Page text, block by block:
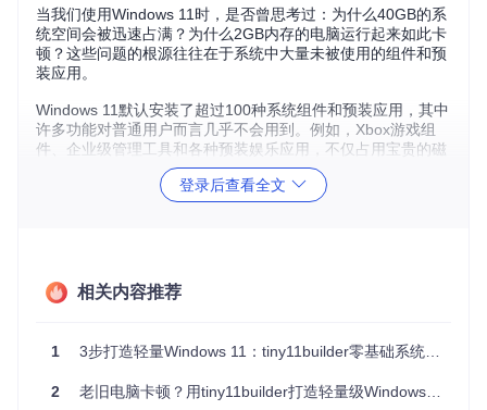
当我们使用Windows 11时，是否曾思考过：为什么40GB的系
统空间会被迅速占满？为什么2GB内存的电脑运行起来如此卡
顿？这些问题的根源往往在于系统中大量未被使用的组件和预
装应用。
Windows 11默认安装了超过100种系统组件和预装应用，其中
许多功能对普通用户而言几乎不会用到。例如，Xbox游戏组
件、企业级管理工具和各种预装娱乐应用，不仅占用宝贵的磁
盘空间，还会在后台消耗系统资源，导致老旧设备运行缓慢。
系统臃肿的三大危害
Tiny11Builder通过PowerShell脚本自动化系统精简过程，提供
念，是做出正确选择的关键。
登录后查看全文
相关内容推荐
1 3步打造轻量Windows 11：tiny11builder零基础系统定制指南
2 老旧电脑卡顿？用tiny11builder打造轻量级Windows系统，30分钟焕新体验